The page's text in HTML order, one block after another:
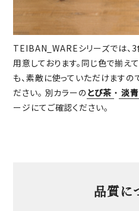
TEIBAN_WAREシリーズでは、3
用意しております。同じ色で揃え
も、素敵に使っていただけますの
ださい。 別カラーのとび茶 ・ 淡
ージにてご確認ください。
品質に